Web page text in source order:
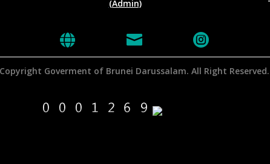
(Admin)
  
Copyright Goverment of Brunei Darussalam. All Right Reserved.